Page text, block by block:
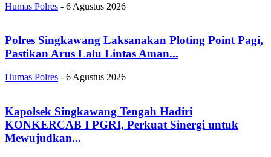
Humas Polres - 6 Agustus 2026
Polres Singkawang Laksanakan Ploting Point Pagi,
Pastikan Arus Lalu Lintas Aman...
Humas Polres - 6 Agustus 2026
Kapolsek Singkawang Tengah Hadiri
KONKERCAB I PGRI, Perkuat Sinergi untuk
Mewujudkan...